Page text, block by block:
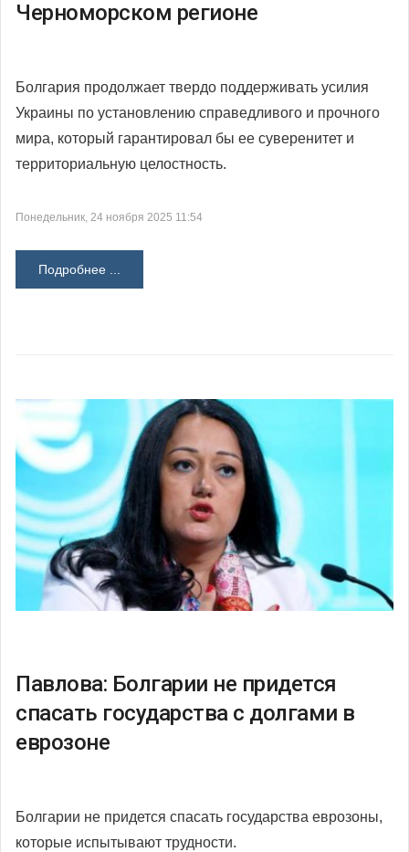
Черноморском регионе
Болгария продолжает твердо поддерживать усилия
Украины по установлению справедливого и прочного
мира, который гарантировал бы ее суверенитет и
территориальную целостность.
Понедельник, 24 ноября 2025 11:54
Подробнее ...
Павлова: Болгарии не придется
спасать государства с долгами в
еврозоне
Болгарии не придется спасать государства еврозоны,
которые испытывают трудности.